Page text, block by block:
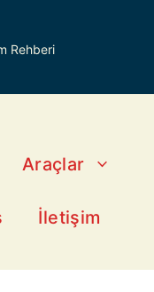
Rehberi
Araçlar
İletişim